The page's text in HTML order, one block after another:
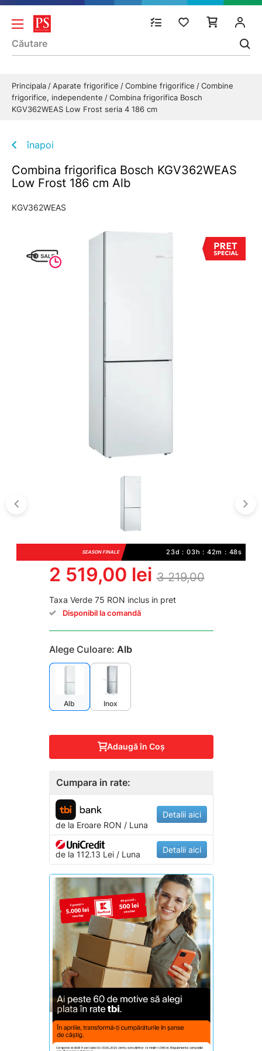
Principala Aparate frigorifice Combine frigorifice
Combine
frigorifice, independente
Combina frigorifica Bosch
KGV362WEAS Low Frost seria 4 186 cm
înapoi
Combina frigorifica Bosch KGV362WEAS
Low Frost 186 cm Alb
KGV362WEAS
SEASON FINALE 23d : 03h : 42m : 47s
2 519,00 lei 3 219,00
Taxa Verde 75 RON inclus in pret
Disponibil la comandă
Alege Culoare: Alb
Alb Inox
Adaugă în Coş
Cumpara in rate:
de la EroareRON / Luna
Detalii aici
de la 112.13 Lei / Luna Detalii aici